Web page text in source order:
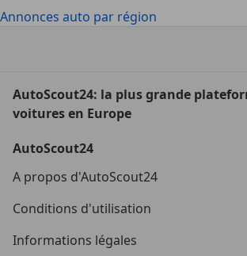
Annonces auto par région
AutoScout24: la plus grande
voitures en Europe
AutoScout24
A propos d'AutoScout24
Conditions d'utilisation
Informations légales